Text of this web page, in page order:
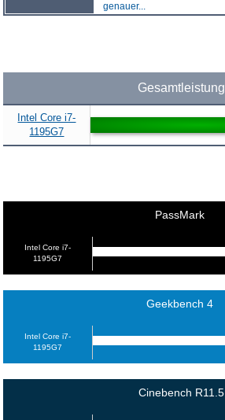
genauer...
Gesamtleistung
Intel Core i7-
1195G7
PassMark
Intel Core i7-
1195G7
Geekbench 4
Intel Core i7-
1195G7
Cinebench R11.5